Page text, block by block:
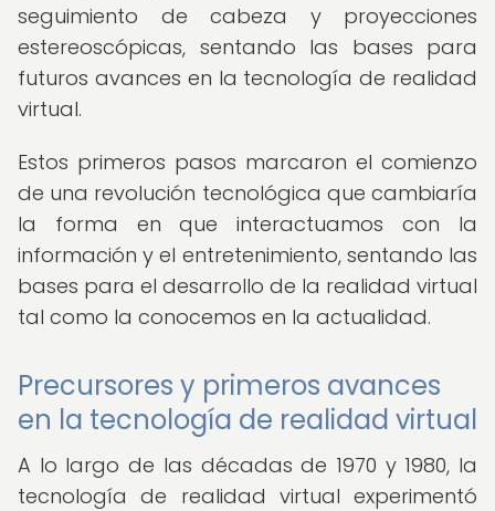
seguimiento de cabeza y proyecciones
estereoscópicas, sentando las bases para
futuros avances en la tecnología de realidad
virtual.
Estos primeros pasos marcaron el comienzo
de una revolución tecnológica que cambiaría
la forma en que interactuamos con la
información y el entretenimiento, sentando las
bases para el desarrollo de la realidad virtual
tal como la conocemos en la actualidad.
Precursores y primeros avances
en la tecnología de realidad virtual
A lo largo de las décadas de 1970 y 1980, la
tecnología de realidad virtual experimentó